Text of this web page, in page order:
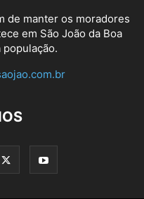
de manter os moradores
em São João da Boa
população.